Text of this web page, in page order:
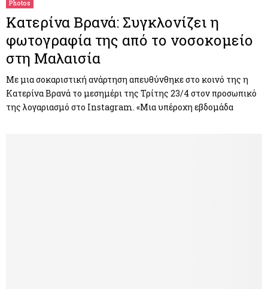
Photos
Κατερίνα Βρανά: Συγκλονίζει η
φωτογραφία της από το νοσοκομείο
στη Μαλαισία
Με μια σοκαριστική ανάρτηση απευθύνθηκε στο κοινό της η
Κατερίνα Βρανά το μεσημέρι της Τρίτης 23/4 στον προσωπικό
της λογαριασμό στο Instagram. «Μια υπέροχη εβδομάδα